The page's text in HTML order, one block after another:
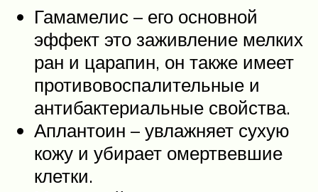
Гамамелис – его основной
эффект это заживление мелких
ран и царапин, он также имеет
противовоспалительные и
антибактериальные свойства.
Аплантоин – увлажняет сухую
кожу и убирает омертвевшие
клетки.